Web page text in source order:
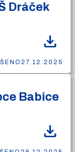
Dráček
download
27.12.2025
Babice
download